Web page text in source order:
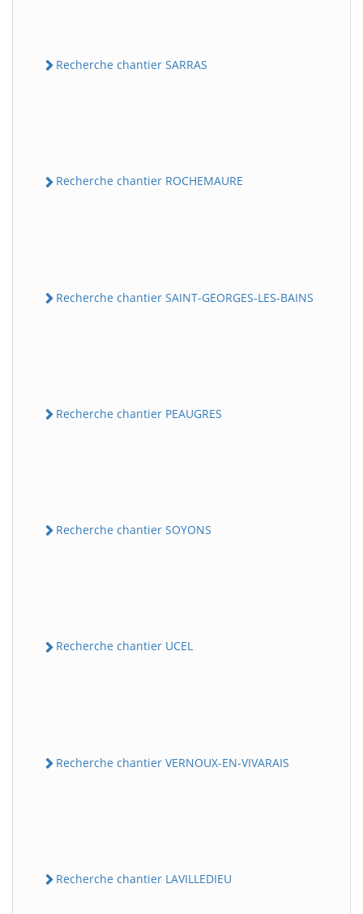
Recherche chantier SARRAS
Recherche chantier ROCHEMAURE
Recherche chantier SAINT-GEORGES-LES-BAINS
Recherche chantier PEAUGRES
Recherche chantier SOYONS
Recherche chantier UCEL
Recherche chantier VERNOUX-EN-VIVARAIS
Recherche chantier LAVILLEDIEU